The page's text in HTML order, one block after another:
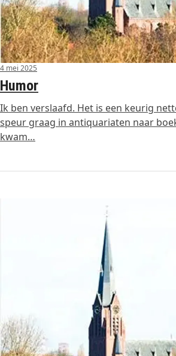
4 mei 2025
Humor
Ik ben verslaafd. Het is een keurig
speur graag in antiquariaten naar
kwam…